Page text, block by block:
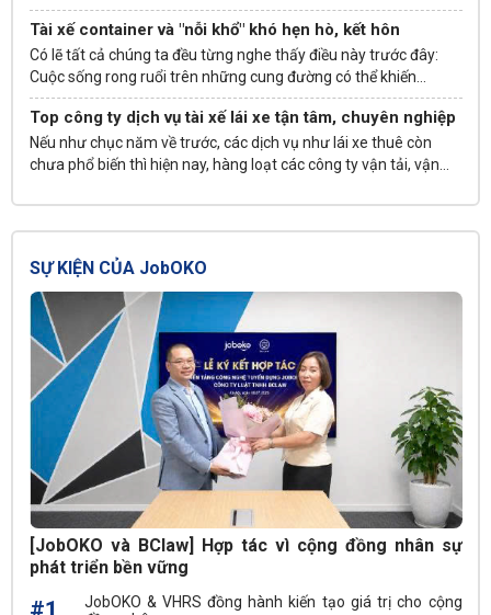
tham dự các cuộc họp, hội thảo, tiệc,... Do đó, nhiều công ty có
nhu cầu tìmlái xeriêng cho sếp. Vậy tuyển lái xe cho sếp cần
chú ý gì?
Tài xế container và "nỗi khổ" khó hẹn hò, kết hôn
Có lẽ tất cả chúng ta đều từng nghe thấy điều này trước đây:
Cuộc sống rong ruổi trên những cung đường có thể khiến
những tài xế container cô đơn và khó tìm đối tượng hẹn hò hoặc
kết hôn. Nhưng tại sao lại như vậy?
Top công ty dịch vụ tài xế lái xe tận tâm, chuyên nghiệp
Nếu như chục năm về trước, các dịch vụ như lái xe thuê còn
chưa phổ biến thì hiện nay, hàng loạt các công ty vận tải, vận
đó, có nhiều công ty dịch vụ tài xế lái xe chuyên cho thuê lái xe
chuyên nghiệp, tận tâm, được khách hàng tin tưởng.
SỰ KIỆN CỦA JobOKO
[JobOKO và BClaw] Hợp tác vì cộng đồng nhân sự
phát triển bền vững
JobOKO & VHRS đồng hành kiến tạo giá trị cho cộng